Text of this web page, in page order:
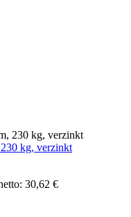
kg, verzinkt
30,62 €